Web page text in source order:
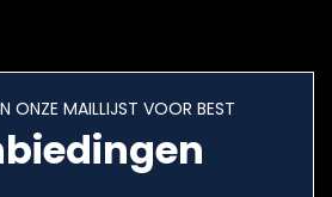
ONZE MAILLIJST VOOR BEST